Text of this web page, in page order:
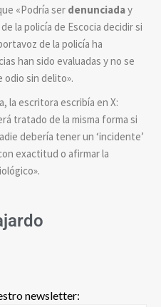
«Podría ser denunciaday
la policía de Escocia decidir si
de la policía ha
han sido evaluadas y no se
odio sin delito».
la escritora escribía en X:
tratado de la misma forma si
debería tener un ‘incidente’
exactitud o afirmar la
newsletter: